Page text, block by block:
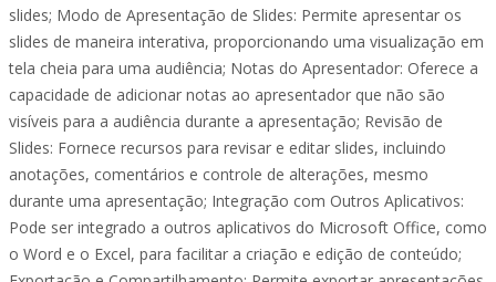
slides; Modo de Apresentação de Slides: Permite apresentar os
slides de maneira interativa, proporcionando uma visualização em
tela cheia para uma audiência; Notas do Apresentador: Oferece a
capacidade de adicionar notas ao apresentador que não são
visíveis para a audiência durante a apresentação; Revisão de
Slides: Fornece recursos para revisar e editar slides, incluindo
anotações, comentários e controle de alterações, mesmo
durante uma apresentação; Integração com Outros Aplicativos:
Pode ser integrado a outros aplicativos do Microsoft Office, como
o Word e o Excel, para facilitar a criação e edição de conteúdo;